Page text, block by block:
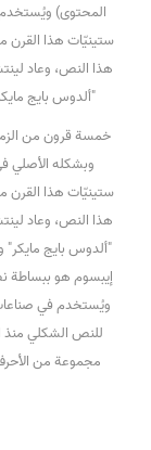
المحتوى)
ستينيّات هذا القرن
هذا النص، وعاد
"ألدوس بايج
خمسة قرون من
وبشكله الأصلي
ستينيّات هذا القرن
هذا النص، وعاد
"ألدوس بايج
إيبسوم هو
ويُستخدم في صناعات
للنص الشكلي
مجموعة من